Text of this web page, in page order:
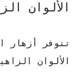
الألوان
تتوفر أزهار
الألوان